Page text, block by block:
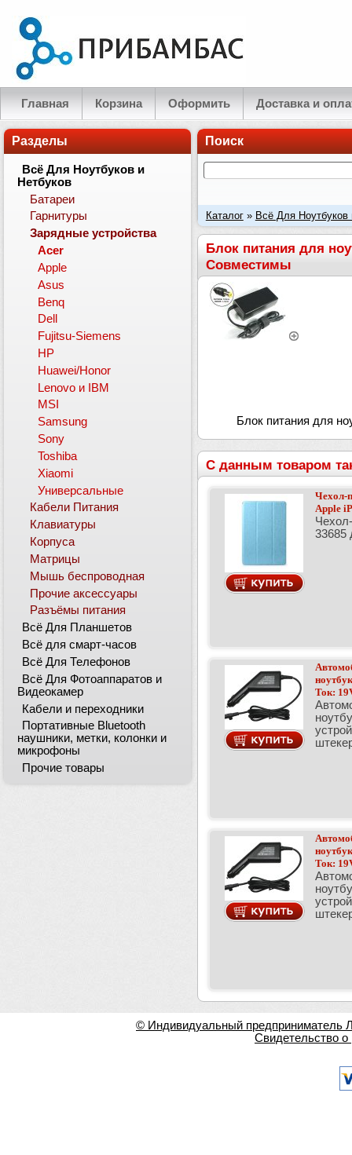
Главная Корзина Оформить Доставка и
Поиск
Каталог» Всё Для Ноутбуков
Ток: 19V 4.74A 90W, штекер
Блок питания для
Совместимы
Блок питания для
С данным товаром
Чехол-
Apple
33685
Ток:
Ток:
Разделы
Всё Для Ноутбуков и
Нетбуков
Батареи
Гарнитуры
Зарядные устройства
Acer
Apple
Asus
Benq
Dell
Fujitsu-Siemens
HP
Huawei/Honor
Lenovo и IBM
MSI
Samsung
Sony
Toshiba
Xiaomi
Универсальные
Кабели Питания
Клавиатуры
Корпуса
Матрицы
Мышь беспроводная
Прочие аксессуары
Разъёмы питания
Всё Для Планшетов
Всё для смарт-часов
Всё Для Телефонов
Всё Для Фотоаппаратов и
Видеокамер
Кабели и переходники
Портативные Bluetooth
наушники, метки, колонки и
микрофоны
Прочие товары
© Индивидуальный предприниматель
Свидетельство